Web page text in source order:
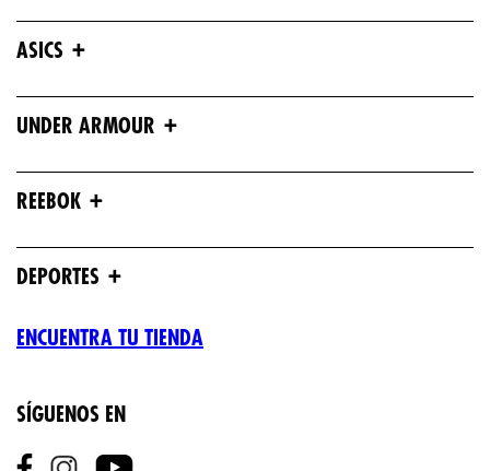
ASICS +
UNDER ARMOUR +
REEBOK +
DEPORTES +
ENCUENTRA TU TIENDA
SÍGUENOS EN